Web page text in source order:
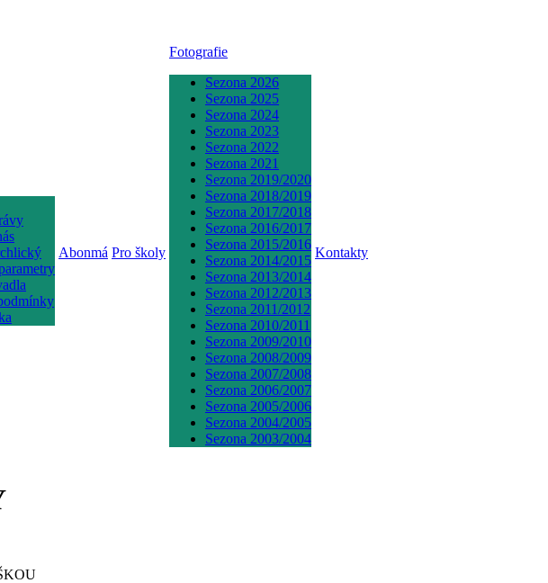
Abonmá Pro školy
Fotografie
Sezona 2026
Sezona 2025
Sezona 2024
Sezona 2023
Sezona 2022
Sezona 2021
Sezona 2019/2020
Sezona 2018/2019
Sezona 2017/2018
Sezona 2016/2017
Sezona 2015/2016
Sezona 2014/2015
Sezona 2013/2014
Sezona 2012/2013
Sezona 2011/2012
Sezona 2010/2011
Sezona 2009/2010
Sezona 2008/2009
Sezona 2007/2008
Sezona 2006/2007
Sezona 2005/2006
Sezona 2004/2005
Sezona 2003/2004
Kontakty